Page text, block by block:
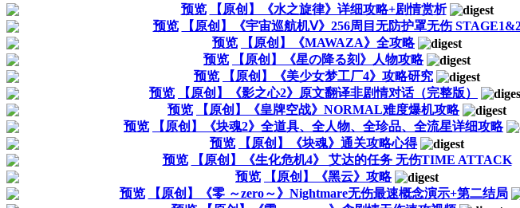
预览
【原创】《水之旋律》详细攻略+剧情赏析
预览
【原创】《宇宙巡航机Ⅴ》256周目无防护罩无伤
预览
【原创】《MAWAZA》全攻略
预览
【原创】《星の降る刻》人物攻略
预览
【原创】《美少女梦工厂4》攻略研究
预览
【原创】《影之心2》原文翻译非剧情对话（完整版）
预览
【原创】《皇牌空战》NORMAL难度爆机攻略
预览
【原创】《块魂2》全道具、全人物、全珍品、全流星详细攻略
预览
【原创】《块魂》通关攻略心得
预览
【原创】《生化危机4》 艾达的任务 无伤TIME ATTACK
预览
【原创】《黑云》攻略
预览
【原创】《零 ～zero～》Nightmare无伤最速概念演示+第二结局